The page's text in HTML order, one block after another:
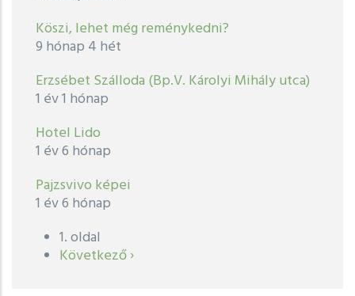
Köszi, lehet még reménykedni?
9 hónap 4 hét
Erzsébet Szálloda (Bp.V. Károlyi Mihály utca)
1 év 1 hónap
Hotel Lido
1 év 6 hónap
Pajzsvivo képei
1 év 6 hónap
Oldalszámozás
1. oldal
Következő
Következő ›